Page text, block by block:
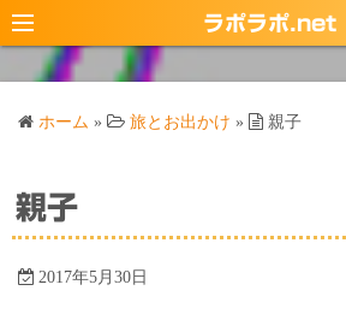
コ
ン
ス
キ
ラポラポ.net
ホーム » 旅とお出かけ » 親子
親子
2017年5月30日